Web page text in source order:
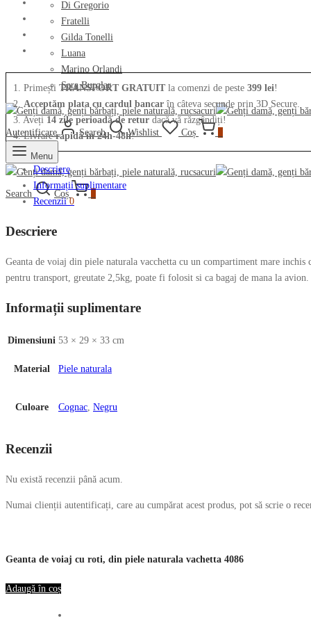
Di Gregorio
Fratelli
Gilda Tonelli
Luana
Marino Orlandi
Sara Burglar
Autentificare Search Wishlist Coș
Menu
Search Coș
piele
naturala
vachetta
4086
1. Primești TRANSPORT GRATUIT la comenzi de peste 399 lei!
2. Acceptăm plata cu cardul bancar în câteva secunde prin 3D Secure.
3. Aveți 14 zile perioadă de retur dacă vă răzgândiți!
4. Livrarerapidă în 24h-48h!
Descriere
Informații suplimentare
Recenzii0
Descriere
Geanta de voiaj din piele naturala vacchetta cu un compartiment mare
pentru transport, greutate 2,5kg, poate fi folosit si ca bagaj de mana la
Informații suplimentare
Dimensiuni 53 × 29 × 33 cm
Material Piele naturala
Culoare Cognac Negru
Recenzii
Nu există recenzii până acum.
Numai clienții autentificați, care au cumpărat acest produs, pot să scrie o
Geanta de voiaj cu roti, din piele naturala vachetta 4086
Adaugă în coș